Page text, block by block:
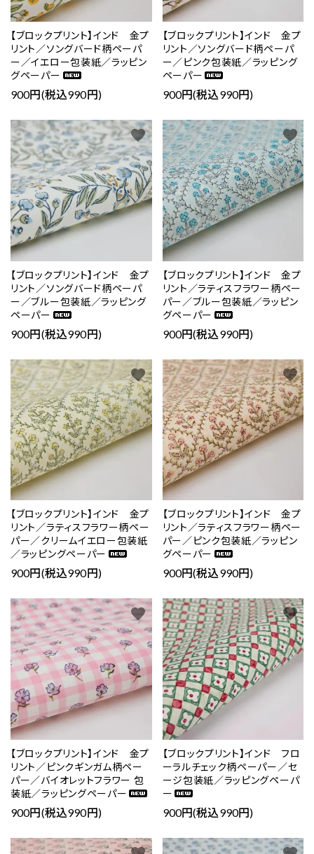
【ブロックプリント】インド 金プ
リント／ソングバード柄ペーパ
ー／イエロー包装紙／ラッピン
グペーパー
900円(税込990円)
【ブロックプリント】インド 金プ
リント／ソングバード柄ペーパ
ー／ピンク包装紙／ラッピング
ペーパー
900円(税込990円)
【ブロックプリント】インド 金プ
リント／ソングバード柄ペーパ
ー／ブルー包装紙／ラッピング
ペーパー
900円(税込990円)
favorite
【ブロックプリント】インド 金プ
リント／ラティスフラワー柄ペー
パー／ブルー包装紙／ラッピン
グペーパー
900円(税込990円)
favorite
【ブロックプリント】インド 金プ
リント／ラティスフラワー柄ペー
パー／クリームイエロー包装紙
／ラッピングペーパー
900円(税込990円)
favorite
【ブロックプリント】インド 金プ
リント／ラティスフラワー柄ペー
パー／ピンク包装紙／ラッピン
グペーパー
900円(税込990円)
favorite
【ブロックプリント】インド 金プ
リント／ピンクギンガム柄ペー
パー／バイオレットフラワー 包
装紙／ラッピングペーパー
900円(税込990円)
favorite
【ブロックプリント】インド フロ
ーラルチェック柄ペーパー／セ
ージ包装紙／ラッピングペーパ
ー
900円(税込990円)
favorite